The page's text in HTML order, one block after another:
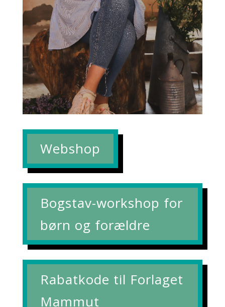
Webshop
Bogstav-workshop for
børn og forældre
Rabatkode til Forlaget
Mammut